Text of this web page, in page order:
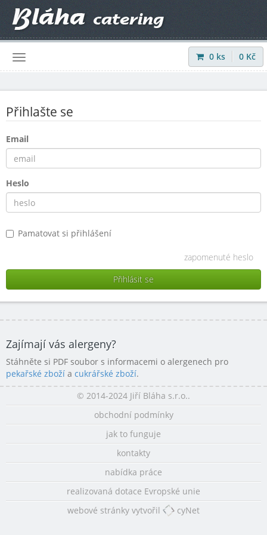
Přihlásit |Registrovat
0 ks 0 Kč
Přihlašte se
Email
Heslo
Pamatovat si přihlášení
zapomenuté heslo
Zajímají vás alergeny?
Stáhněte si PDF soubor s informacemi o alergenech pro
pekařské zboží a cukrářské zboží.
© 2014-2024 Jiří Bláha s.r.o..
obchodní podmínky
jak to funguje
kontakty
nabídka práce
realizovaná dotace Evropské unie
webové stránky vytvořil
cyNet